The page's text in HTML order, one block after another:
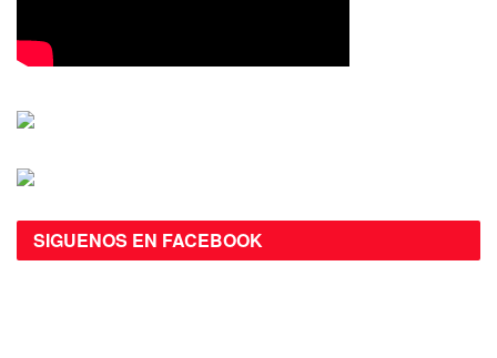
SIGUENOS EN FACEBOOK